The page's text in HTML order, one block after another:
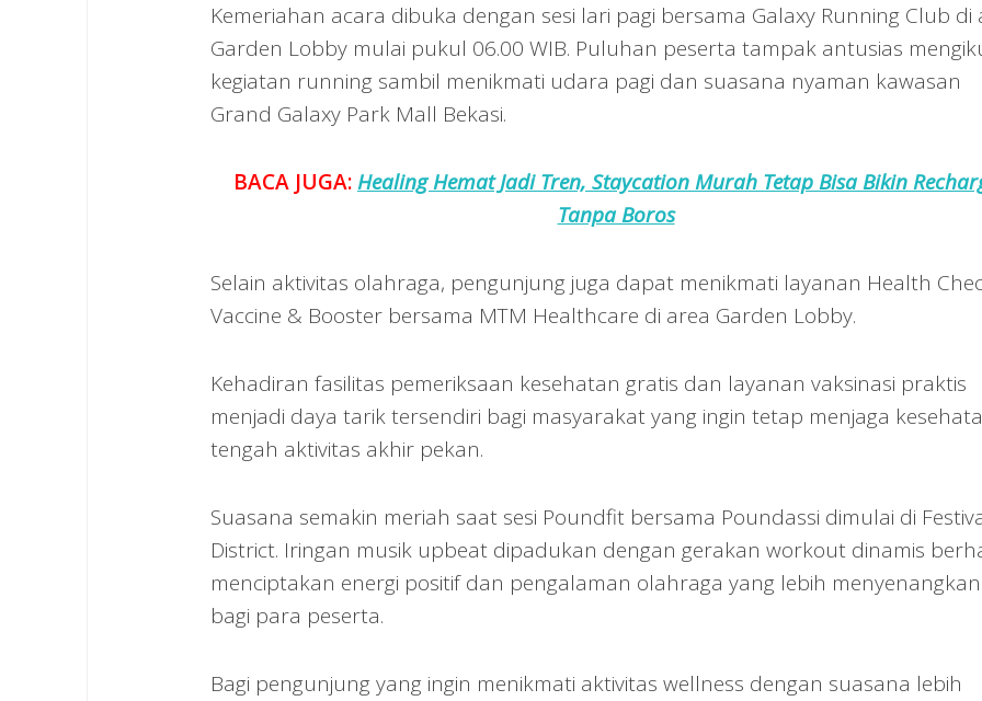
Kemeriahan acara dibuka dengan sesi lari pagi bersama Galaxy Running Club di
Garden Lobby mulai pukul 06.00 WIB. Puluhan peserta tampak antusias
kegiatan running sambil menikmati udara pagi dan suasana nyaman kawasan
Grand Galaxy Park Mall Bekasi.
BACA JUGA:Healing Hemat Jadi Tren, Staycation Murah Tetap Bisa Bikin
Tanpa Boros
Selain aktivitas olahraga, pengunjung juga dapat menikmati layanan Health
Vaccine & Booster bersama MTM Healthcare di area Garden Lobby.
Kehadiran fasilitas pemeriksaan kesehatan gratis dan layanan vaksinasi praktis
menjadi daya tarik tersendiri bagi masyarakat yang ingin tetap menjaga
tengah aktivitas akhir pekan.
Suasana semakin meriah saat sesi Poundfit bersama Poundassi dimulai di
District. Iringan musik upbeat dipadukan dengan gerakan workout dinamis
menciptakan energi positif dan pengalaman olahraga yang lebih menyenangkan
bagi para peserta.
Bagi pengunjung yang ingin menikmati aktivitas wellness dengan suasana lebih